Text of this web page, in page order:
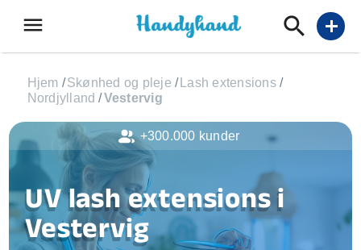
menu add
Hjem /Skønhed og pleje / Lash extensions /
Nordjylland /Vestervig
UV lash extensions i
Vestervig
+300.000 kunder